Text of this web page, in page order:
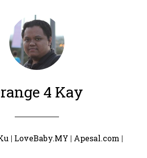
4 Kay
| LoveBaby.MY | Apesal.com |